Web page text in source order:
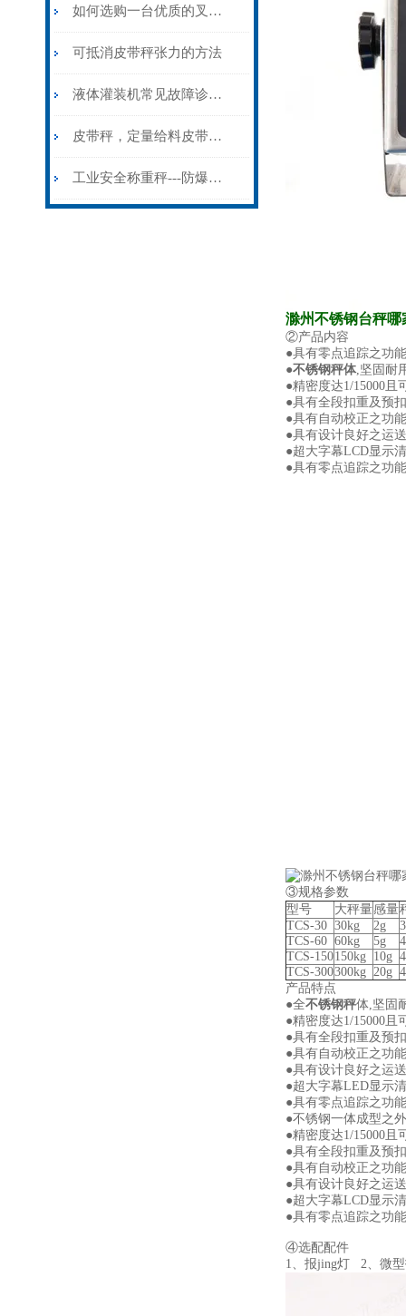
如何选购一台优质的叉车秤?
可抵消皮带秤张力的方法
液体灌装机常见故障诊断及解决方法
皮带秤，定量给料皮带称定制厂家
工业安全称重秤---防爆电子秤
滁州不锈钢台秤哪
②产品内容
●具有零点追踪之功
●不锈钢秤体,坚固耐
●精密度达1/15000且
●具有全段扣重及预
●具有自动校正之功
●具有设计良好之运
●超大字幕LCD显示
●具有零点追踪之功
③规格参数
型号
大秤量感量
TCS-30 30kg 2g
TCS-60 60kg 5g
TCS-150150kg 10g
TCS-300300kg 20g
产品特点
●全不锈钢秤体,坚固
●精密度达1/15000且
●具有全段扣重及预
●具有自动校正之功
●具有设计良好之运
●超大字幕LED显示
●具有零点追踪之功
●不锈钢一体成型之
●精密度达1/15000且
●具有全段扣重及预
●具有自动校正之功
●具有设计良好之运
●超大字幕LCD显示
●具有零点追踪之功
④选配配件
1、报jing灯 2、微